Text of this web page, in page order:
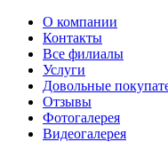
О компании
Контакты
Все филиалы
Услуги
Довольные
Отзывы
Фотогалерея
Видеогалерея